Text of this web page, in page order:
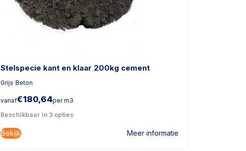
Stelspecie kant en klaar 200kg cement
Grijs Beton
vanaf€180,64per m3
Beschikbaar in 3 opties
Bekijk Meer informatie